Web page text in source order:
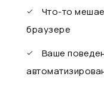
Что-то
браузере
Ваше